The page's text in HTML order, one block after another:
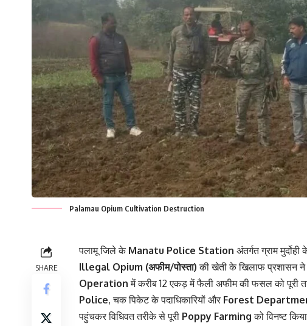
Palamau Opium Cultivation Destruction
SHARE
पलामू जिले के Manatu Police Station अंतर्गत ग्राम
Illegal Opium (अफीम/पोस्ता) की खेती के खिलाफ प्रशासन ने
Operation में करीब 12 एकड़ में फैली अफीम की फसल को पूरी
Police, चक पिकेट के पदाधिकारियों और Forest
पहुंचकर विधिवत तरीके से पूरी Poppy Farming को विनष्ट